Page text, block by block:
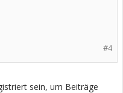
#4
sein, um Beiträge